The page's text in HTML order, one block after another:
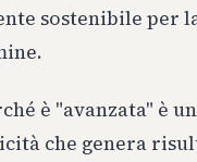
sostenibile per
è "avanzata" è
che genera